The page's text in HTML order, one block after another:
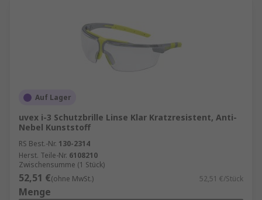
Auf Lager
uvex i-3 Schutzbrille Linse Klar Kratzresistent, Anti-
Nebel Kunststoff
RS Best.-Nr. 130-2314
Herst. Teile-Nr. 6108210
Zwischensumme (1 Stück)
52,51 €(ohne MwSt.) 52,51 €/Stück
Menge